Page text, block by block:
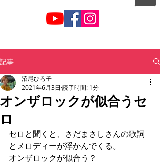
記事
オンザロックが似合うセ
ロ
沼尾ひろ子
2021年6月3日 読了時間: 1分
セロと聞くと、さだまさしさんの歌詞
とメロディーが浮かんでくる。
オンザロックが似合う？